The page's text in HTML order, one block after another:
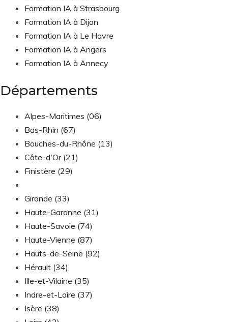
Formation IA à Strasbourg
Formation IA à Dijon
Formation IA à Le Havre
Formation IA à Angers
Formation IA à Annecy
Départements
Alpes-Maritimes (06)
Bas-Rhin (67)
Bouches-du-Rhône (13)
Côte-d'Or (21)
Finistère (29)
Gironde (33)
Haute-Garonne (31)
Haute-Savoie (74)
Haute-Vienne (87)
Hauts-de-Seine (92)
Hérault (34)
Ille-et-Vilaine (35)
Indre-et-Loire (37)
Isère (38)